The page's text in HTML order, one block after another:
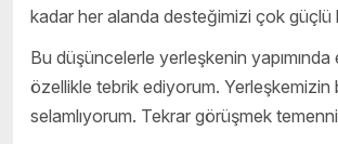
kadar her alanda desteğimizi çok
Bu düşüncelerle yerleşkenin
özellikle tebrik ediyorum. Yerleşkemizin
selamlıyorum. Tekrar görüşmek